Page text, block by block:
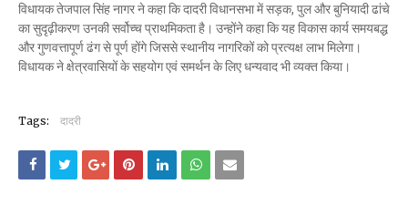
विधायक तेजपाल सिंह नागर ने कहा कि दादरी विधानसभा में सड़क, पुल और बुनियादी ढांचे
का सुदृढ़ीकरण उनकी सर्वोच्च प्राथमिकता है। उन्होंने कहा कि यह विकास कार्य समयबद्ध
और गुणवत्तापूर्ण ढंग से पूर्ण होंगे जिससे स्थानीय नागरिकों को प्रत्यक्ष लाभ मिलेगा।
विधायक ने क्षेत्रवासियों के सहयोग एवं समर्थन के लिए धन्यवाद भी व्यक्त किया।
Tags: दादरी